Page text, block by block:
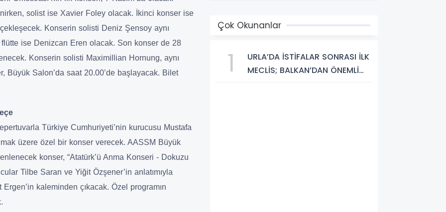
solist ise Xavier Foley olacak. İkinci konser ise
Konserin solisti Deniz Şensoy aynı
ise Denizcan Eren olacak. Son konser de 28
Konserin solisti Maximillian Hornung, aynı
Büyük Salon’da saat 20.00’de başlayacak. Bilet
Türkiye Cumhuriyeti’nin kurucusu Mustafa
üzere özel bir konser verecek. AASSM Büyük
konser, “Atatürk’ü Anma Konseri - Dokuzu
Tilbe Saran ve Yiğit Özşener’in anlatımıyla
kaleminden çıkacak. Özel programın
Çok Okunanlar
1
URLA’DA İSTİFALAR SONRASI İLK
MECLİS; BALKAN’DAN ÖNEMLİ